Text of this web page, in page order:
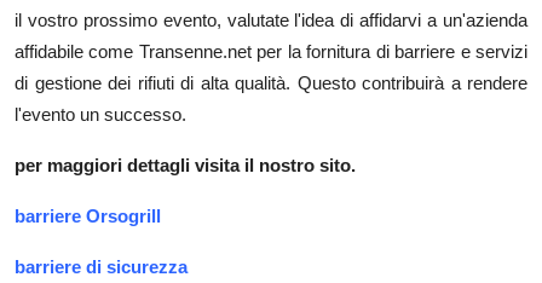
il vostro prossimo evento, valutate l'idea di affidarvi a un'azienda
affidabile come Transenne.net per la fornitura di barriere e servizi
di gestione dei rifiuti di alta qualità. Questo contribuirà a rendere
l'evento un successo.
per maggiori dettagli visita il nostro sito.
barriere Orsogrill
barriere di sicurezza